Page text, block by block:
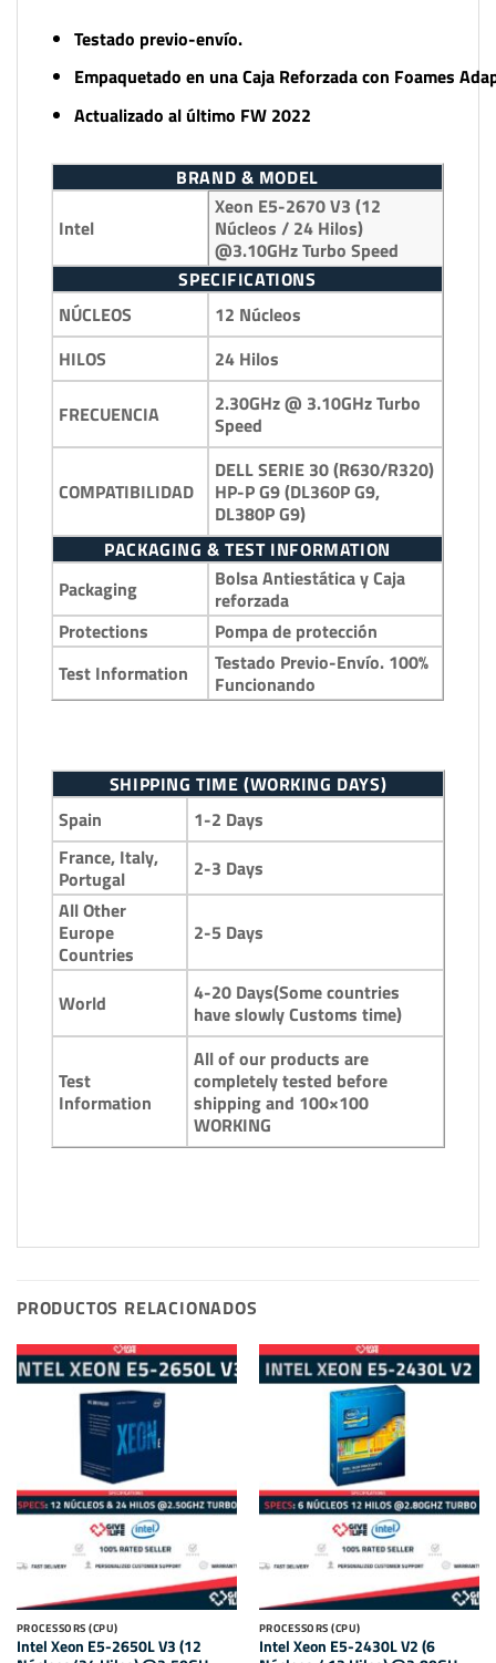
Testado previo-envío.
Empaquetado en una Caja Reforzada con Foames
Actualizado al último FW 2022
BRAND & MODEL
Intel
Xeon E5-2670 V3 (12
Núcleos / 24 Hilos)
@3.10GHz Turbo Speed
SPECIFICATIONS
NÚCLEOS
12 Núcleos
HILOS
24 Hilos
FRECUENCIA
2.30GHz @ 3.10GHz Turbo
Speed
COMPATIBILIDAD
DELL SERIE 30 (R630/R320)
HP-P G9 (DL360P G9,
DL380P G9)
PACKAGING & TEST INFORMATION
Packaging
Bolsa Antiestática y Caja
reforzada
Protections
Pompa de protección
Test Information
Testado Previo-Envío. 100%
Funcionando
SHIPPING TIME (WORKING DAYS)
Spain
1-2 Days
France, Italy,
Portugal
2-3 Days
All Other
Europe
Countries
2-5 Days
World
4-20 Days(Some countries
have slowly Customs time)
Test
Information
All of our products are
completely tested before
shipping and 100×100
WORKING
PRODUCTOS RELACIONADOS
PROCESSORS (CPU)
Intel Xeon E5-2650L V3 (12
PROCESSORS (CPU)
Intel Xeon E5-2430L V2 (6